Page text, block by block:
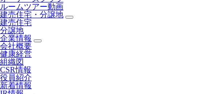
ルームツアー動画
建売住宅・分譲地
建売住宅
分譲地
企業情報
会社概要
健康経営
組織図
CSR情報
役員紹介
新着情報